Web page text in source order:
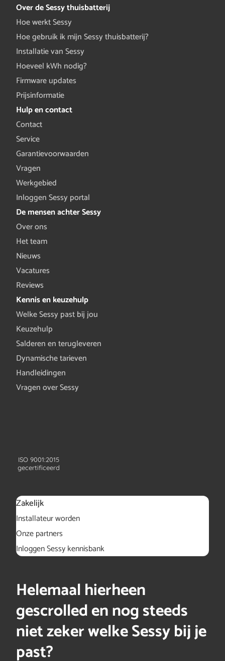
Over de Sessy thuisbatterij
Hoe werkt Sessy
Hoe gebruik ik mijn Sessy thuisbatterij?
Installatie van Sessy
Hoeveel kWh nodig?
Firmware updates
Prijsinformatie
Hulp en contact
Contact
Service
Garantievoorwaarden
Vragen
Werkgebied
Inloggen Sessy portal
De mensen achter Sessy
Over ons
Het team
Nieuws
Vacatures
Reviews
Kennis en keuzehulp
Welke Sessy past bij jou
Keuzehulp
Salderen en terugleveren
Dynamische tarieven
Handleidingen
Vragen over Sessy
ISO 9001:2015
gecertificeerd
Zakelijk
Installateur worden
Onze partners
Inloggen Sessy kennisbank
Helemaal hierheen
gescrolled en nog steeds
niet zeker welke Sessy bij je
past?